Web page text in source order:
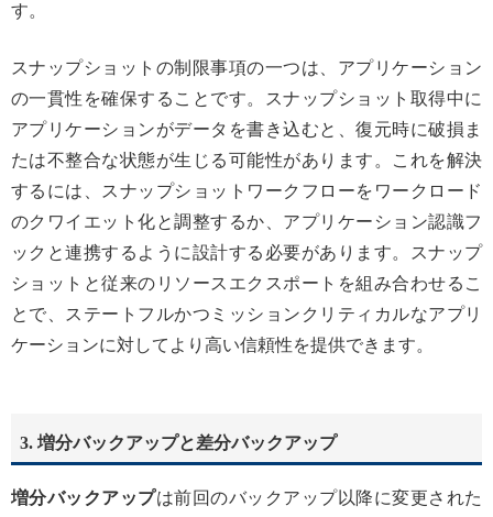
す。
スナップショットの制限事項の一つは、アプリケーション
の一貫性を確保することです。スナップショット取得中に
アプリケーションがデータを書き込むと、復元時に破損ま
たは不整合な状態が生じる可能性があります。これを解決
するには、スナップショットワークフローをワークロード
のクワイエット化と調整するか、アプリケーション認識フ
ックと連携するように設計する必要があります。スナップ
ショットと従来のリソースエクスポートを組み合わせるこ
とで、ステートフルかつミッションクリティカルなアプリ
ケーションに対してより高い信頼性を提供できます。
3. 増分バックアップと差分バックアップ
増分バックアップは前回のバックアップ以降に変更された